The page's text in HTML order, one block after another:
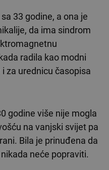
33 godine, a ona je
da ima sindrom
radila kao modni
za urednicu časopisa
godine više nije mogla
na vanjski svijet pa
Bila je prinuđena da
neće popraviti.